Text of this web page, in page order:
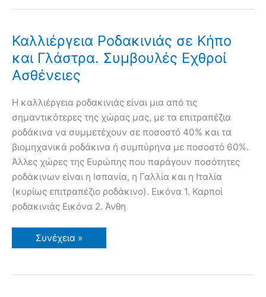
από
Εχθρούς
σε
Λαχανικά
και
Κηπευτικά
Καλλιέργεια Ροδακινιάς σε Κήπο
και Γλάστρα. Συμβουλές Εχθροί
Ασθένειες
H καλλιέργεια ροδακινιάς είναι μια από τις
σημαντικότερες της χώρας μας, με τα επιτραπέζια
ροδάκινα να συμμετέχουν σε ποσοστό 40% και τα
βιομηχανικά ροδάκινα ή συμπύρηνα με ποσοστό 60%.
Άλλες χώρες της Ευρώπης που παράγουν ποσότητες
ροδάκινων είναι η Ισπανία, η Γαλλία και η Ιταλία
(κυρίως επιτραπέζιο ροδάκινο). Εικόνα 1. Καρποί
ροδακινιάς Εικόνα 2. Άνθη
Καλλιέργεια
Ροδακινιάς
και
Συνέχεια »